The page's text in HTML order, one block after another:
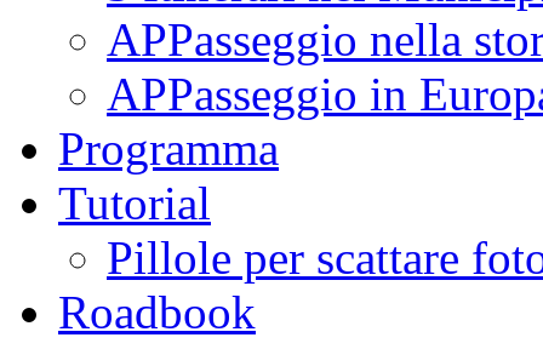
APPasseggio nella
APPasseggio in
Programma
Tutorial
Pillole per scattare
Roadbook